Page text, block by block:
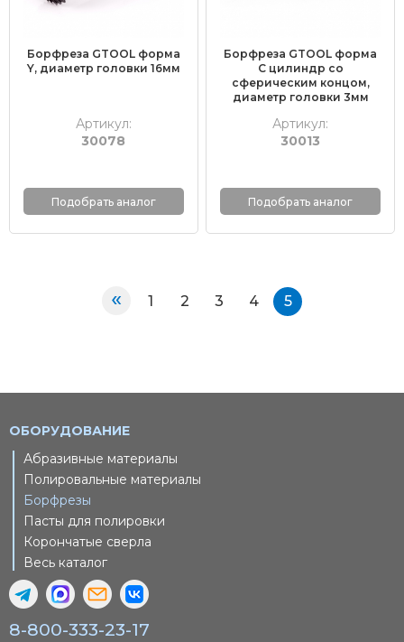
Борфреза GTOOL форма
Y, диаметр головки 16мм
Артикул:
30078
Подобрать аналог
Борфреза GTOOL форма
C цилиндр со
сферическим концом,
диаметр головки 3мм
Артикул:
30013
Подобрать аналог
« 1 2 3 4 5
ОБОРУДОВАНИЕ
Абразивные материалы
Полировальные материалы
Борфрезы
Пасты для полировки
Корончатые сверла
Весь каталог
8-800-333-23-17